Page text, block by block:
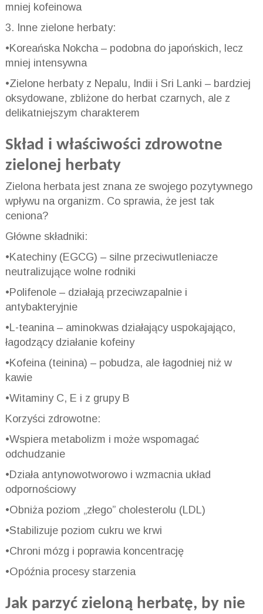
mniej kofeinowa
3. Inne zielone herbaty:
•Koreańska Nokcha – podobna do japońskich, lecz
mniej intensywna
•Zielone herbaty z Nepalu, Indii i Sri Lanki – bardziej
oksydowane, zbliżone do herbat czarnych, ale z
delikatniejszym charakterem
Skład i właściwości zdrowotne
zielonej herbaty
Zielona herbata jest znana ze swojego pozytywnego
wpływu na organizm. Co sprawia, że jest tak
ceniona?
Główne składniki:
•Katechiny (EGCG) – silne przeciwutleniacze
neutralizujące wolne rodniki
•Polifenole – działają przeciwzapalnie i
antybakteryjnie
•L-teanina – aminokwas działający uspokajająco,
łagodzący działanie kofeiny
•Kofeina (teinina) – pobudza, ale łagodniej niż w
kawie
•Witaminy C, E i z grupy B
Korzyści zdrowotne:
•Wspiera metabolizm i może wspomagać
odchudzanie
•Działa antynowotworowo i wzmacnia układ
odpornościowy
•Obniża poziom „złego” cholesterolu (LDL)
•Stabilizuje poziom cukru we krwi
•Chroni mózg i poprawia koncentrację
•Opóźnia procesy starzenia
Jak parzyć zieloną herbatę, by nie